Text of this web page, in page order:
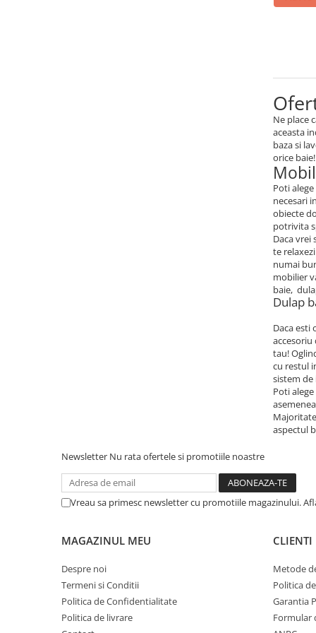
Ne place
aceasta
baza si
orice
Poti
necesari
obiecte
potrivita
Daca vrei
te
numai
mobilier
baie,
Dulap
Daca esti
accesoriu
tau!
cu restul
sistem
Poti
aspectul
Newsletter Nu rata ofertele si promotiile noastre
Vreau sa primesc newsletter cu promotiile magazinului.
MAGAZINUL MEU
Despre noi
Termeni si Conditii
Politica de Confidentialitate
Politica de livrare
CLIENTI
Metode
Politica
Garantia
Formular